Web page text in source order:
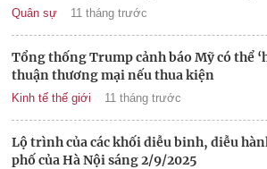
Quân sự 11 tháng trước
Tổng thống Trump cảnh báo Mỹ có thể
thuận thương mại nếu thua kiện
Kinh tế thế giới 11 tháng trước
Lộ trình của các khối diễu binh, diễu
phố của Hà Nội sáng 2/9/2025